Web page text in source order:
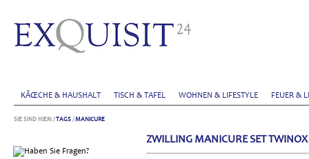
KÃŒCHE & HAUSHALT TISCH & TAFEL WOHNEN & LIFESTYLE FEUER &
SIE SIND HIER: /TAGS /MANICURE
ZWILLING MANICURE SET